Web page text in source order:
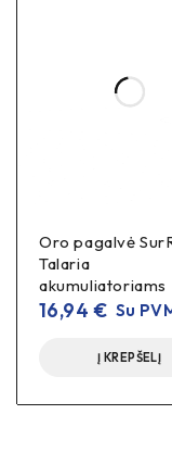
Oro pagalvė
Talaria
akumuliatoriams
16,94€ Su
Į KREPŠELĮ